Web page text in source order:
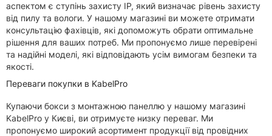
аспектом є ступінь захисту IP, який визначає рівень захисту
від пилу та вологи. У нашому магазині ви можете отримати
консультацію фахівців, які допоможуть обрати оптимальне
рішення для ваших потреб. Ми пропонуємо лише перевірені
та надійні моделі, які відповідають усім вимогам безпеки та
якості.
Переваги покупки в KabelPro
Купаючи бокси з монтажною панеллю у нашому магазині
KabelPro у Києві, ви отримуєте низку переваг. Ми
пропонуємо широкий асортимент продукції від провідних